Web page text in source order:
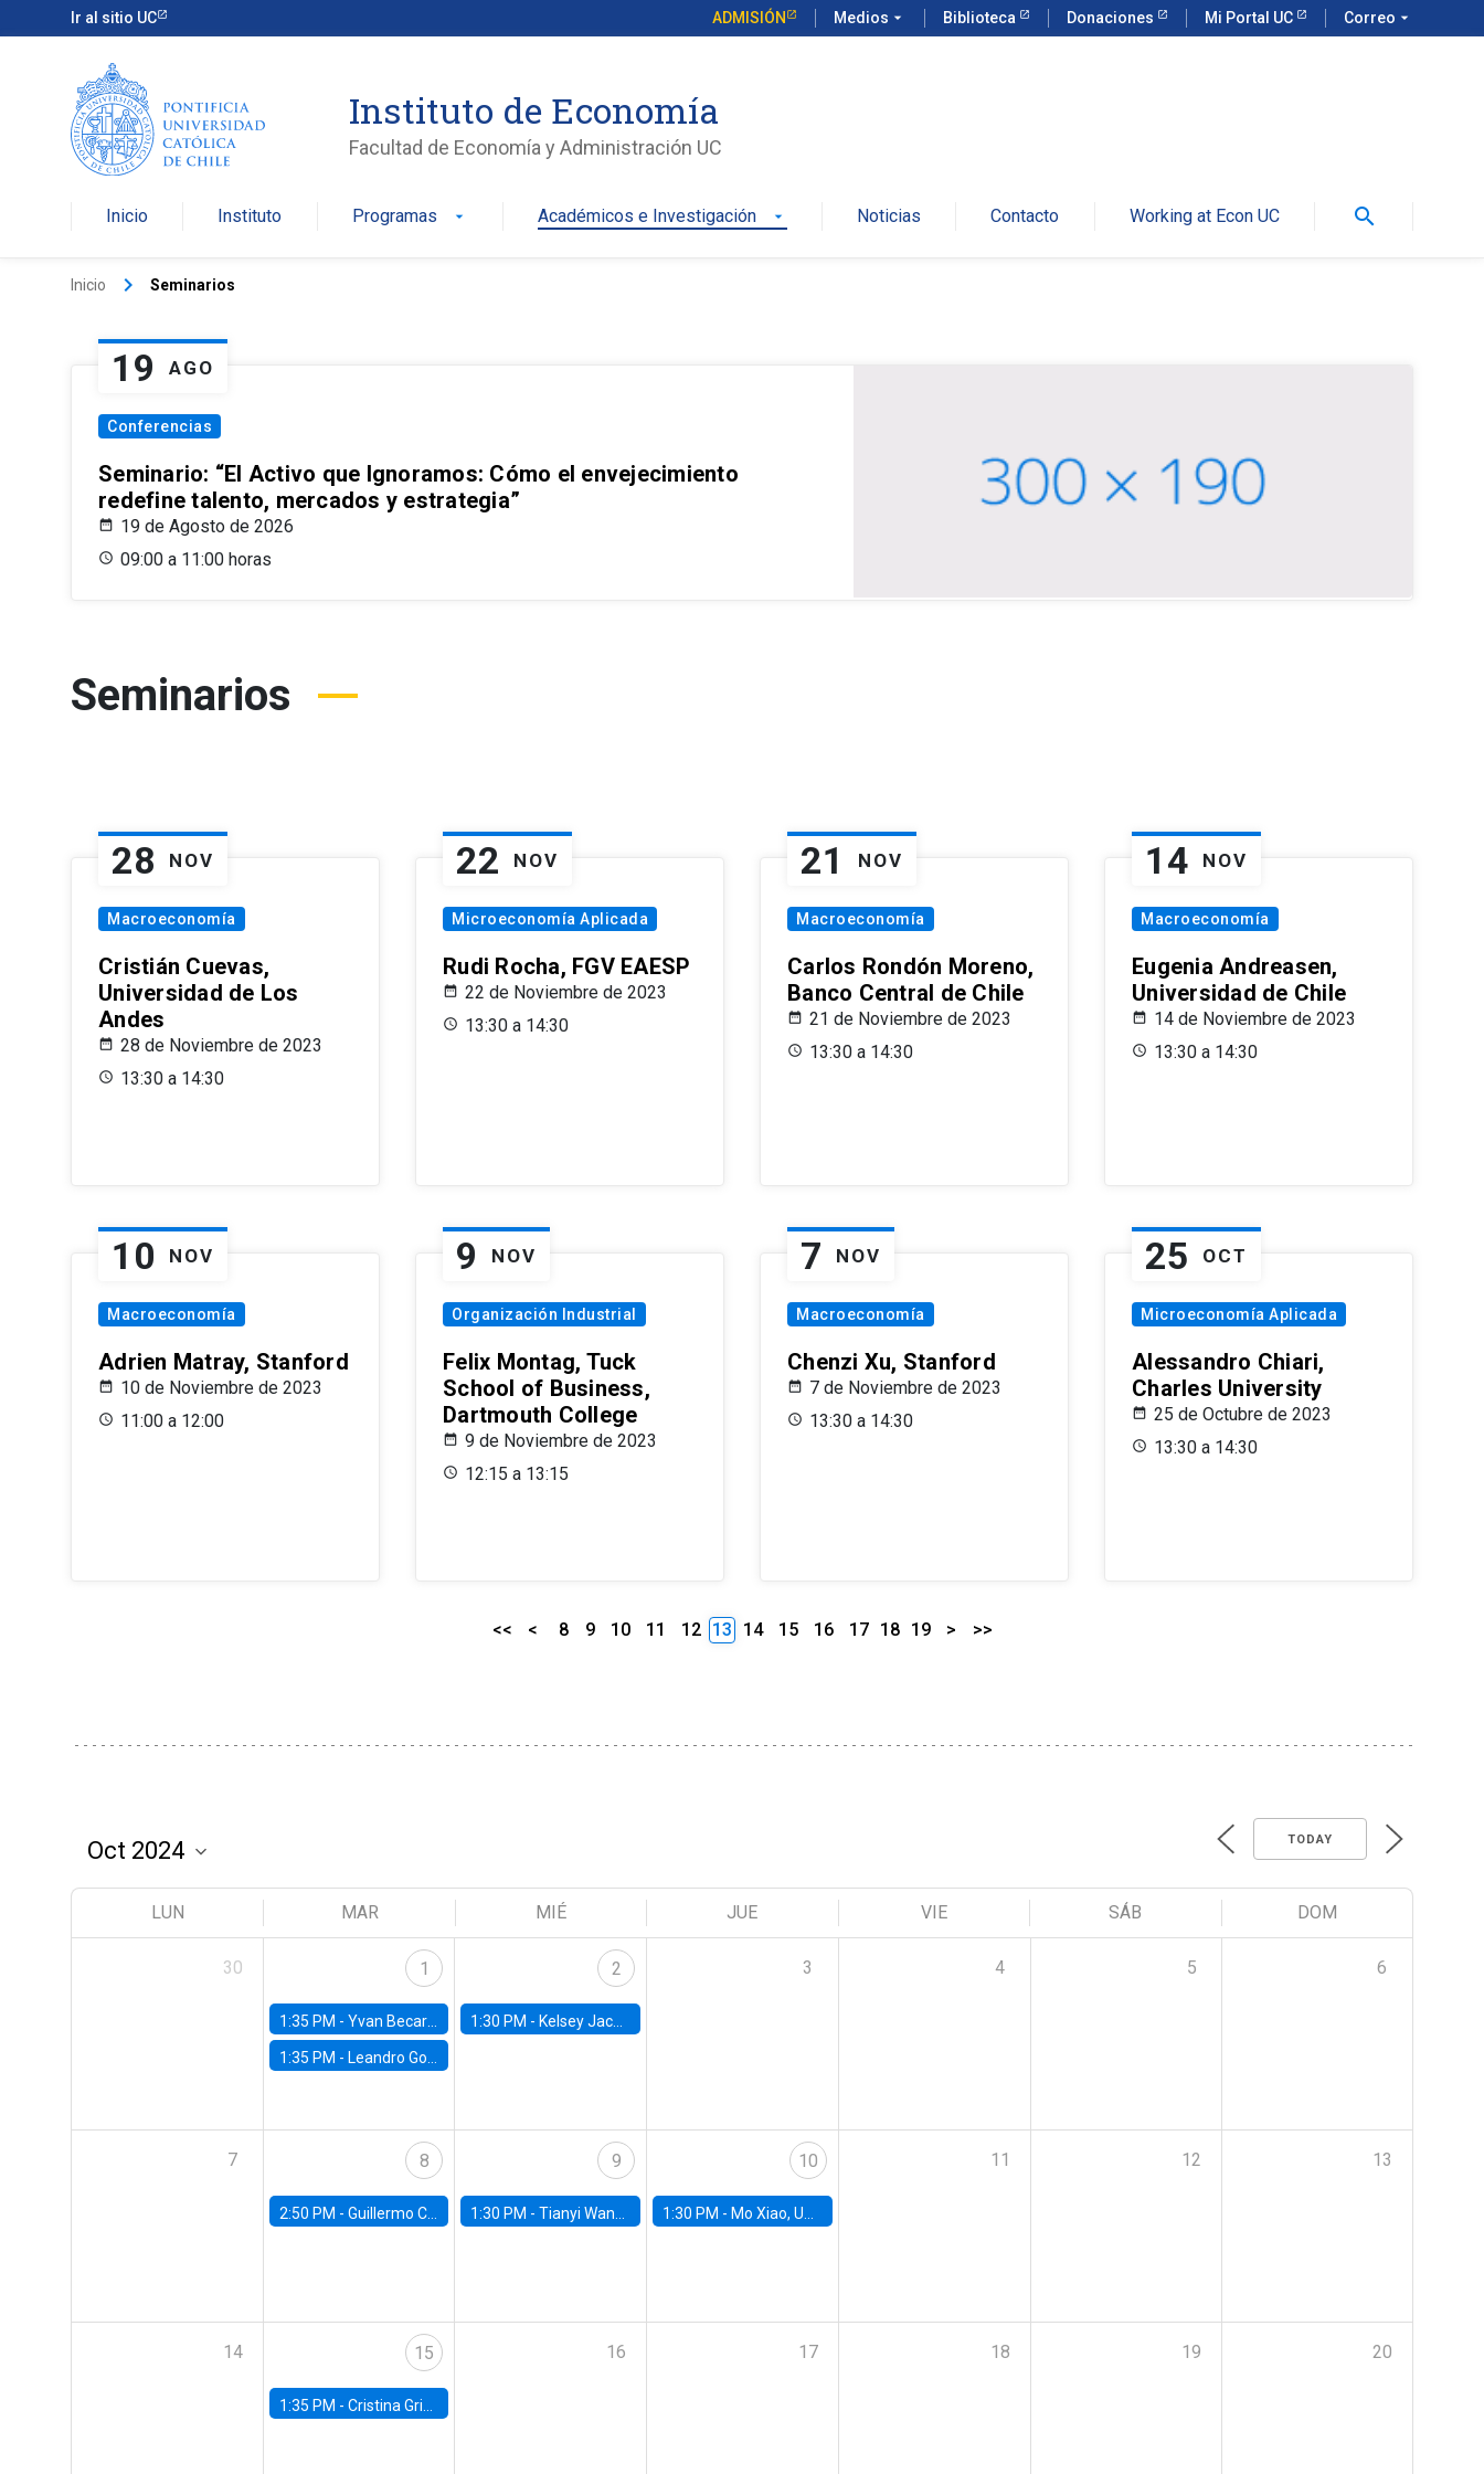
Ir al sitio UC ADMISIÓN Medios arrow_drop_down Biblioteca Donaciones Mi Portal UC Correo arrow_drop_down
Instituto de Economía
Facultad de Economía y Administración UC
Inicio Instituto Programas arrow_drop_down Académicos e Investigación arrow_drop_down Noticias Contacto Working at Econ UC search
Inicio keyboard_arrow_right Seminarios
19 AGO
Conferencias
Seminario: “El Activo que Ignoramos: Cómo el envejecimiento
redefine talento, mercados y estrategia”
19 de Agosto de 2026
09:00 a 11:00 horas
Seminarios
28 NOV
Macroeconomía
Cristián Cuevas,
Universidad de Los
Andes
28 de Noviembre de 2023
13:30 a 14:30
22 NOV
Microeconomía Aplicada
Rudi Rocha, FGV EAESP
22 de Noviembre de 2023
13:30 a 14:30
21 NOV
Macroeconomía
Carlos Rondón Moreno,
Banco Central de Chile
21 de Noviembre de 2023
13:30 a 14:30
14 NOV
Macroeconomía
Eugenia Andreasen,
Universidad de Chile
14 de Noviembre de 2023
13:30 a 14:30
10 NOV
Macroeconomía
Adrien Matray, Stanford
10 de Noviembre de 2023
11:00 a 12:00
9 NOV
Organización Industrial
Felix Montag, Tuck
School of Business,
Dartmouth College
9 de Noviembre de 2023
12:15 a 13:15
7 NOV
Macroeconomía
Chenzi Xu, Stanford
7 de Noviembre de 2023
13:30 a 14:30
25 OCT
Microeconomía Aplicada
Alessandro Chiari,
Charles University
25 de Octubre de 2023
13:30 a 14:30
<< < 8 9 10 11 12 13 14 15 16 17 18 19 > >>
TODAY
LUN MAR MIÉ JUE VIE SÁB DOM
30 1
1:35 PM - Yvan Becard, PUC Río
1:35 PM - Leandro Gorno, FGV EPGE Brazilian School of Economics and Finance
2
1:30 PM - Kelsey Jack, UC Berkeley
3 4 5 6
7 8
2:50 PM - Guillermo Carlomagno, Banco Central de Chile
9
1:30 PM -Tianyi Wang, University of Toronto
10
1:30 PM - Mo Xiao, University of Arizona
11 12 13
14 15
1:35 PM - Cristina Griffa, Universidad de Chile
16 17 18 19 20